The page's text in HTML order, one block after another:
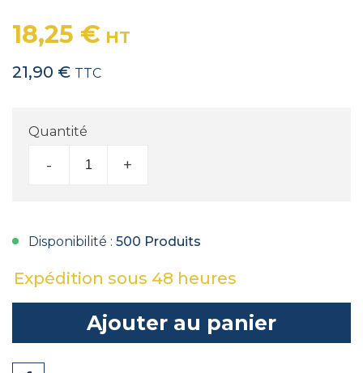
18,25 € HT
21,90 € TTC
Quantité
- +
Disponibilité : 500 Produits
Expédition sous 48 heures
Ajouter au panier